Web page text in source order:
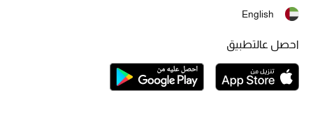
أحذية مختارة
تسوقوا الأحذية
الجمال
English
احصل عالتطبيق